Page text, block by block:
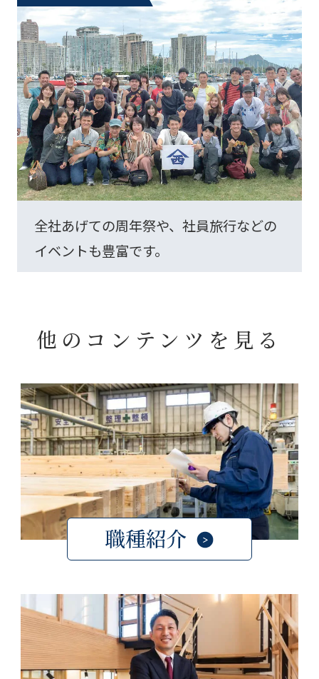
全社あげての周年祭や、社員旅行などの
イベントも豊富です。
他のコンテンツを見る